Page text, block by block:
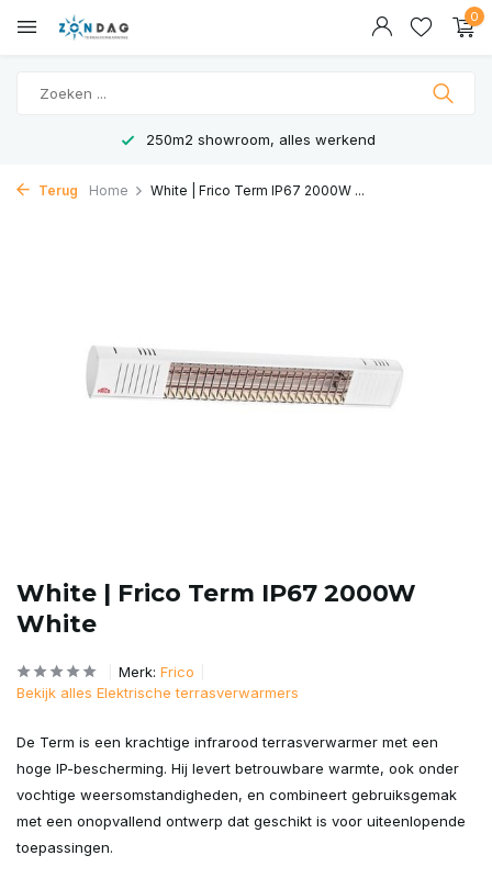
0
250m2 showroom, alles werkend
Terug Home White | Frico Term IP67 2000W ...
White | Frico Term IP67 2000W
White
Merk: Frico
Bekijk alles Elektrische terrasverwarmers
De Term is een krachtige infrarood terrasverwarmer met een
hoge IP-bescherming. Hij levert betrouwbare warmte, ook onder
vochtige weersomstandigheden, en combineert gebruiksgemak
met een onopvallend ontwerp dat geschikt is voor uiteenlopende
toepassingen.